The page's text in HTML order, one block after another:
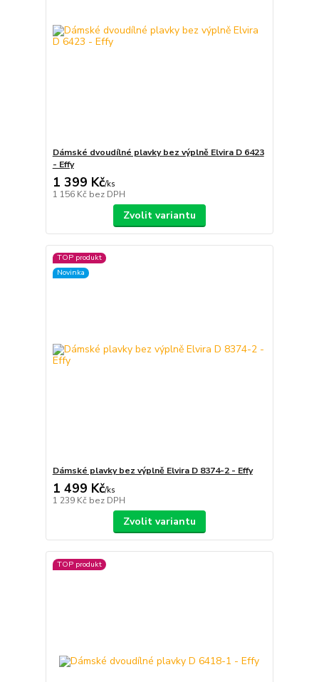
Dámské dvoudílné plavky bez výplně Elvira D 6423
- Effy
1 399 Kč/ks
1 156 Kč bez DPH
Zvolit variantu
TOP produkt
Novinka
Dámské plavky bez výplně Elvira D 8374-2 - Effy
1 499 Kč/ks
1 239 Kč bez DPH
Zvolit variantu
TOP produkt